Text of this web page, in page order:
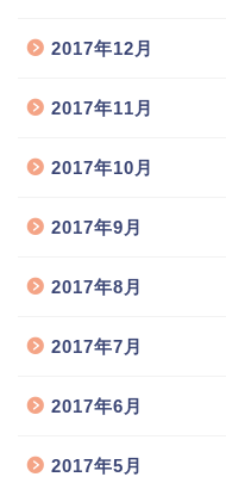
2017年12月
2017年11月
2017年10月
2017年9月
2017年8月
2017年7月
2017年6月
2017年5月